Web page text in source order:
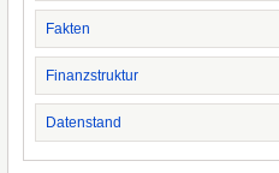
Fakten
Finanzstruktur
Datenstand